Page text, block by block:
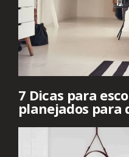
7 Dicas para
planejados para